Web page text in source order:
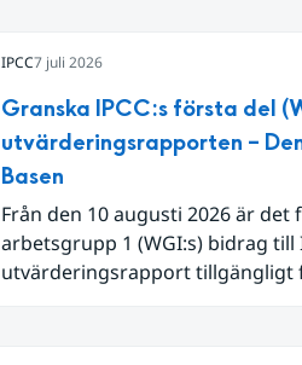
hetta i slutet av månaden.
ytvattentemperaturer var den
en juni månad, vilket ligger i fas
Niño i Stilla havet.
IPCC7 juli 2026
Granska IPCC:s första del
utvärderingsrapporten –
Basen
Från den 10 augusti 2026 är
arbetsgrupp 1 (WGI:s) bidrag till
utvärderingsrapport tillgängligt